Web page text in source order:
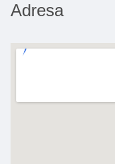
Adresa